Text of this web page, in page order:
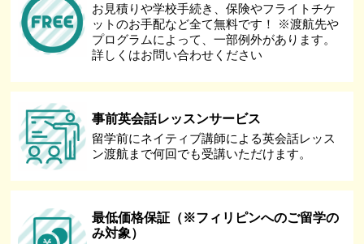
お見積りや学校手続き、保険やフライトチケ
ットのお手配など全て無料です！ ※渡航先や
プログラムによって、一部例外があります。
詳しくはお問い合わせください
事前英会話レッスンサービス
留学前にネイティブ講師による英会話レッス
ン渡航まで何回でも受講いただけます。
最低価格保証（※フィリピンへのご留学の
み対象）